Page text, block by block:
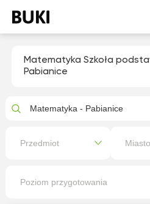
Matematyka Szkoła
Pabianice
Matematyka - Pabianice
Przedmiot Miasto
Poziom przygotowania